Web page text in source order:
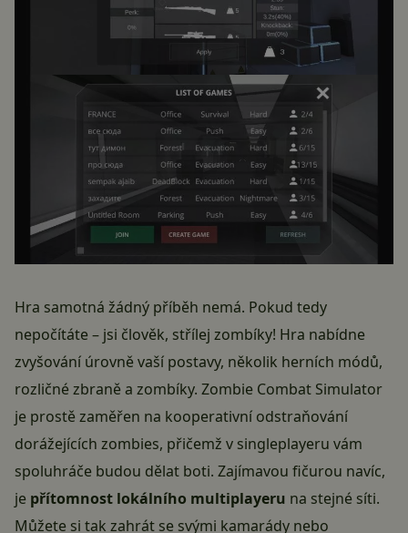
Hra samotná žádný příběh nemá. Pokud tedy
nepočítáte – jsi člověk, střílej zombíky! Hra nabídne
zvyšování úrovně vaší postavy, několik herních módů,
rozličné zbraně a zombíky. Zombie Combat Simulator
je prostě zaměřen na kooperativní odstraňování
dorážejících zombies, přičemž v singleplayeru vám
spoluhráče budou dělat boti. Zajímavou fičurou navíc,
je přítomnost lokálního multiplayeru na stejné síti.
Můžete si tak zahrát se svými kamarády nebo